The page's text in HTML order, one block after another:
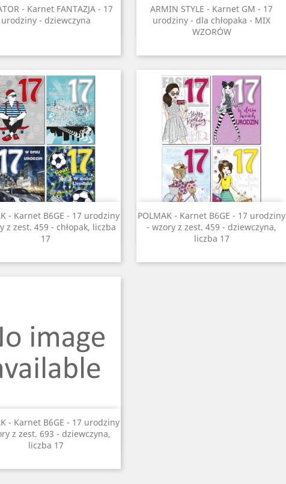
- Karnet FANTAZJA - 17
urodziny - dziewczyna
Szybki podgląd
ARMIN STYLE - Karnet GM - 17
urodziny - dla chłopaka - MIX
WZORÓW
Szybki podgląd
- Karnet B6GE - 17 urodziny
z zest. 459 - chłopak, liczba
17
Szybki podgląd
POLMAK - Karnet B6GE - 17 urodziny
- wzory z zest. 459 - dziewczyna,
liczba 17
Szybki podgląd
- Karnet B6GE - 17 urodziny
z zest. 693 - dziewczyna,
liczba 17
Szybki podgląd